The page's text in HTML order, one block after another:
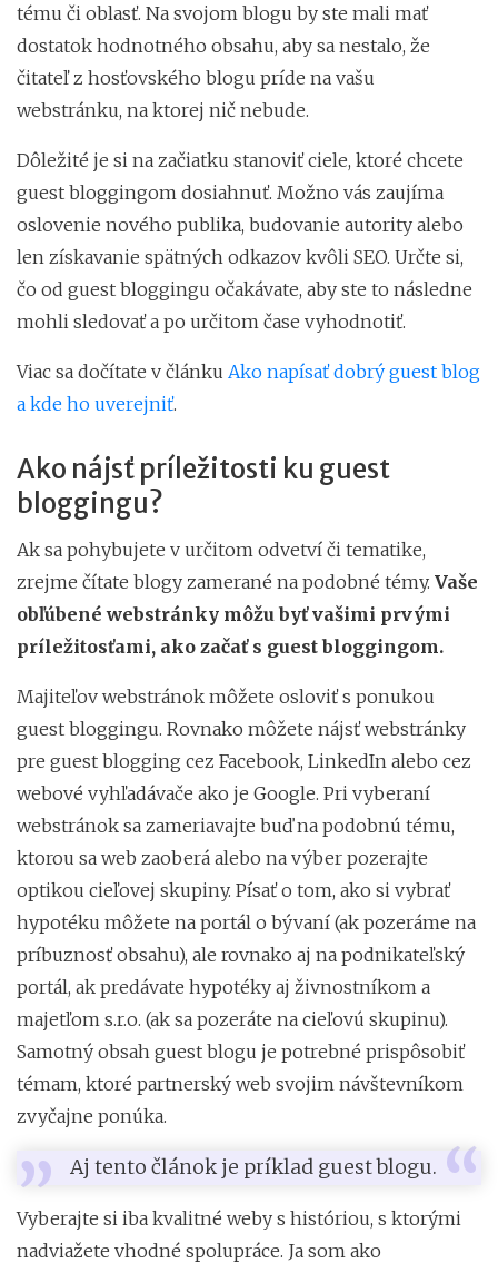
tému či oblasť. Na svojom blogu by ste mali mať
dostatok hodnotného obsahu, aby sa nestalo, že
čitateľ z hosťovského blogu príde na vašu
webstránku, na ktorej nič nebude.
Dôležité je si na začiatku stanoviť ciele, ktoré chcete
guest bloggingom dosiahnuť. Možno vás zaujíma
oslovenie nového publika, budovanie autority alebo
len získavanie spätných odkazov kvôli SEO. Určte si,
čo od guest bloggingu očakávate, aby ste to následne
mohli sledovať a po určitom čase vyhodnotiť.
Viac sa dočítate v článku Ako napísať dobrý guest blog
a kde ho uverejniť.
Ako nájsť príležitosti ku guest
bloggingu?
Ak sa pohybujete v určitom odvetví či tematike,
zrejme čítate blogy zamerané na podobné témy. Vaše
obľúbené webstránky môžu byť vašimi prvými
príležitosťami, ako začať s guest bloggingom.
Majiteľov webstránok môžete osloviť s ponukou
guest bloggingu. Rovnako môžete nájsť webstránky
pre guest blogging cez Facebook, LinkedIn alebo cez
webové vyhľadávače ako je Google. Pri vyberaní
webstránok sa zameriavajte buď na podobnú tému,
ktorou sa web zaoberá alebo na výber pozerajte
optikou cieľovej skupiny. Písať o tom, ako si vybrať
hypotéku môžete na portál o bývaní (ak pozeráme na
príbuznosť obsahu), ale rovnako aj na podnikateľský
portál, ak predávate hypotéky aj živnostníkom a
majetľom s.r.o. (ak sa pozeráte na cieľovú skupinu).
Samotný obsah guest blogu je potrebné prispôsobiť
témam, ktoré partnerský web svojim návštevníkom
zvyčajne ponúka.
Aj tento článok je príklad guest blogu.
Vyberajte si iba kvalitné weby s históriou, s ktorými
nadviažete vhodné spolupráce. Ja som ako